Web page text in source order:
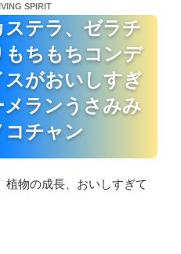
SPIRIT
テラ、ゼラチ
ちもちコンデ
がおいしすぎ
ランうさみみ
チャン
植物の成長、おいしすぎて